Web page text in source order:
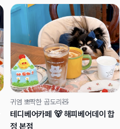
귀염 뽀짝한 곰도리🧸
테디베어카페 🐻 해피베어데이 합
정 본점